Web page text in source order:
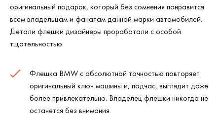
оригинальный подарок, который без сомнения понравится
всем владельцам и фанатам данной марки автомобилей.
Детали флешки дизайнеры проработали с особой
тщательностью.
Флешка BMWс абсолютной точностью повторяет
оригинальный ключ машины и, подчас, выглядит даже
более привлекательно. Владелец флешки никогда не
останется без внимания.